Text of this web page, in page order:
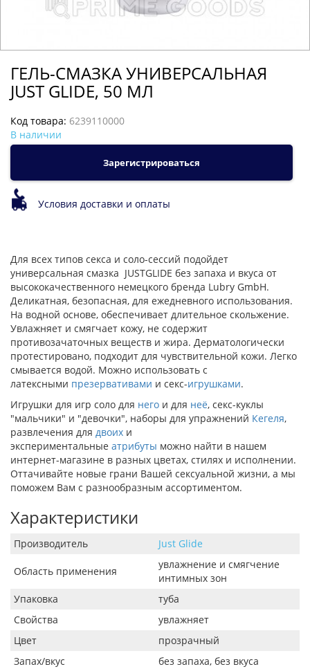
ГЕЛЬ-СМАЗКА УНИВЕРСАЛЬНАЯ
JUST GLIDE, 50 МЛ
Код товара: 6239110000
В наличии
Зарегистрироваться
Условия доставки и оплаты
Для всех типов секса и соло-сессий подойдет
универсальная смазка JUSTGLIDE без запаха и вкуса от
высококачественного немецкого бренда Lubry GmbH.
Деликатная, безопасная, для ежедневного использования.
На водной основе, обеспечивает длительное скольжение.
Увлажняет и смягчает кожу, не содержит
противозачаточных веществ и жира. Дерматологически
протестировано, подходит для чувствительной кожи. Легко
смывается водой. Можно использовать с
латексными презервативами и секс-игрушками.
Игрушки для игр соло для него и для неё, секс-куклы
"мальчики" и "девочки", наборы для упражнений Кегеля,
развлечения для двоих и
экспериментальные атрибуты можно найти в нашем
интернет-магазине в разных цветах, стилях и исполнении.
Оттачивайте новые грани Вашей сексуальной жизни, а мы
поможем Вам с разнообразным ассортиментом.
Характеристики
Производитель Just Glide
Область применения
увлажнение и смягчение
интимных зон
Упаковка
туба
Свойства
увлажняет
Цвет
прозрачный
Запах/вкус
без запаха, без вкуса